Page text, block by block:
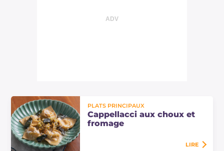
PLATS PRINCIPAUX
Cappellacci aux choux et
fromage
LIRE